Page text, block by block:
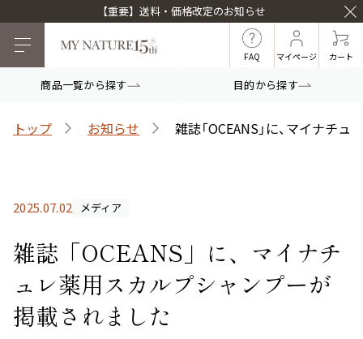
【重要】送料・価格改定のお知らせ
FAQ マイページ カート
商品一覧から探す 目的から探す
白髪ケア
トップ お知らせ 雑誌「OCEANS」に、マイナチ
2025.07.02 メディア
雑誌「OCEANS」に、マイナチ
ュレ薬用スカルプシャンプーが
掲載されました